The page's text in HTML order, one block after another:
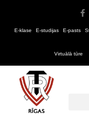
content
F
a
c
e
o
o
k
E-klase E-studijas E-pasts
Virtuālā tūre